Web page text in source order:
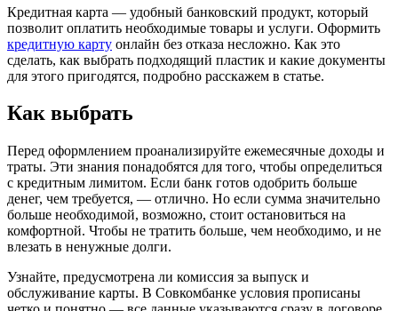
Кредитная карта — удобный банковский продукт, который
позволит оплатить необходимые товары и услуги. Оформить
кредитную карту онлайн без отказа несложно. Как это
сделать, как выбрать подходящий пластик и какие документы
для этого пригодятся, подробно расскажем в статье.
Как выбрать
Перед оформлением проанализируйте ежемесячные доходы и
траты. Эти знания понадобятся для того, чтобы определиться
с кредитным лимитом. Если банк готов одобрить больше
денег, чем требуется, — отлично. Но если сумма значительно
больше необходимой, возможно, стоит остановиться на
комфортной. Чтобы не тратить больше, чем необходимо, и не
влезать в ненужные долги.
Узнайте, предусмотрена ли комиссия за выпуск и
обслуживание карты. В Совкомбанке условия прописаны